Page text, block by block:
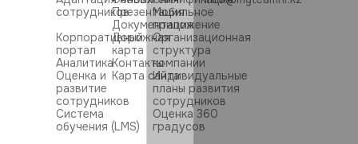
сотрудников
Корпоративный
портал
Аналитика
Оценка и
развитие
сотрудников
Система
обучения (LMS)
Мобильное
приложение
Организационная
структура
компании
Индивидуальные
планы развития
сотрудников
Оценка 360
градусов
Презентация
Документация
Дорожная
карта
Контакты
Карта сайта